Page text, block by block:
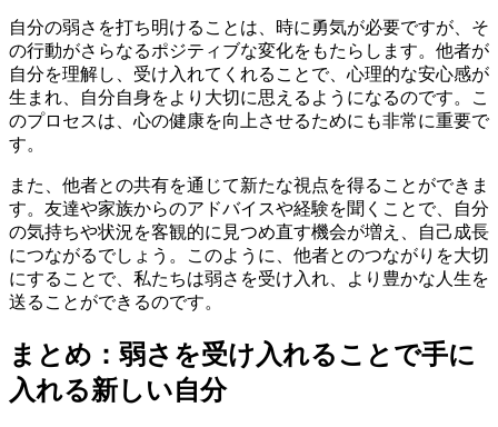
自分の弱さを打ち明けることは、時に勇気が必要ですが、そ
の行動がさらなるポジティブな変化をもたらします。他者が
自分を理解し、受け入れてくれることで、心理的な安心感が
生まれ、自分自身をより大切に思えるようになるのです。こ
のプロセスは、心の健康を向上させるためにも非常に重要で
す。
また、他者との共有を通じて新たな視点を得ることができま
す。友達や家族からのアドバイスや経験を聞くことで、自分
の気持ちや状況を客観的に見つめ直す機会が増え、自己成長
につながるでしょう。このように、他者とのつながりを大切
にすることで、私たちは弱さを受け入れ、より豊かな人生を
送ることができるのです。
まとめ：弱さを受け入れることで手に
入れる新しい自分